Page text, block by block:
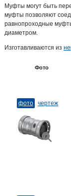
Муфты могут быть
муфты позволяют
равнопроходные
диаметром.
Изготавливаются из
Фото
фото чертеж